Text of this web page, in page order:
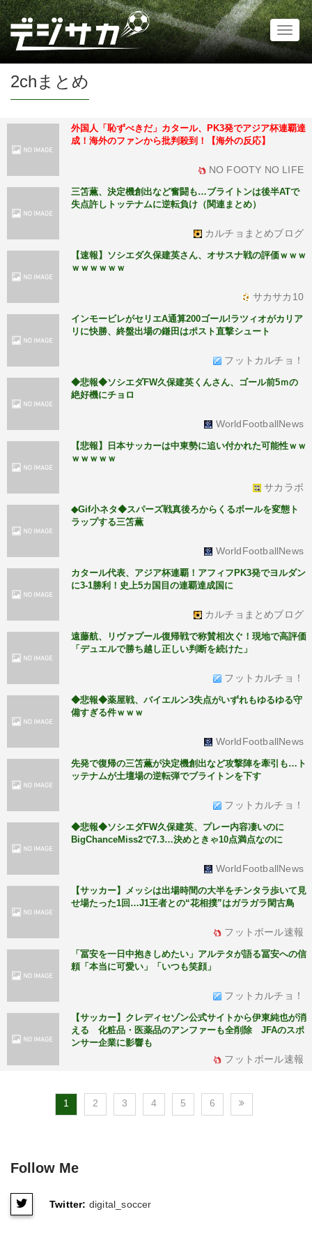
2chまとめ
外国人「恥ずべきだ」カタール、PK3発でアジア杯連覇達
成！海外のファンから批判殺到！【海外の反応】
NO FOOTY NO LIFE
三笘薫、決定機創出など奮闘も…ブライトンは後半ATで
失点許しトッテナムに逆転負け（関連まとめ）
カルチョまとめブログ
【速報】ソシエダ久保建英さん、オサスナ戦の評価ｗｗｗ
ｗｗｗｗｗｗ
サカサカ10
インモービレがセリエA通算200ゴール!ラツィオがカリア
リに快勝、終盤出場の鎌田はポスト直撃シュート
フットカルチョ！
◆悲報◆ソシエダFW久保建英くんさん、ゴール前5ｍの
絶好機にチョロ
WorldFootballNews
【悲報】日本サッカーは中東勢に追い付かれた可能性ｗｗ
ｗｗｗｗｗ
サカラボ
◆Gif小ネタ◆スパーズ戦真後ろからくるボールを変態ト
ラップする三笘薫
WorldFootballNews
カタール代表、アジア杯連覇！アフィフPK3発でヨルダン
に3-1勝利！史上5カ国目の連覇達成国に
カルチョまとめブログ
遠藤航、リヴァプール復帰戦で称賛相次ぐ！現地で高評価
「デュエルで勝ち越し正しい判断を続けた」
フットカルチョ！
◆悲報◆薬屋戦、バイエルン3失点がいずれもゆるゆる守
備すぎる件ｗｗｗ
WorldFootballNews
先発で復帰の三笘薫が決定機創出など攻撃陣を牽引も…ト
ッテナムが土壇場の逆転弾でブライトンを下す
フットカルチョ！
◆悲報◆ソシエダFW久保建英、プレー内容凄いのに
BigChanceMiss2で7.3…決めときゃ10点満点なのに
WorldFootballNews
【サッカー】メッシは出場時間の大半をチンタラ歩いて見
せ場たった1回…J1王者との“花相撲”はガラガラ閑古鳥
フットボール速報
「冨安を一日中抱きしめたい」アルテタが語る冨安への信
頼「本当に可愛い」「いつも笑顔」
フットカルチョ！
【サッカー】クレディセゾン公式サイトから伊東純也が消
える 化粧品・医薬品のアンファーも全削除 JFAのスポ
ンサー企業に影響も
フットボール速報
1 2 3 4 5 6
Follow Me
Twitter: digital_soccer